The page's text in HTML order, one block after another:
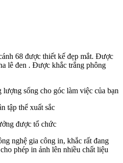
68 được thiết kế đẹp mắt. Được
lê đen . Được khắc trắng phông
sống cho góc làm việc của bạn
tập thể xuất sắc
được tổ chức
nghệ gia công in, khắc rất đang
phép in ảnh lên nhiều chất liệu